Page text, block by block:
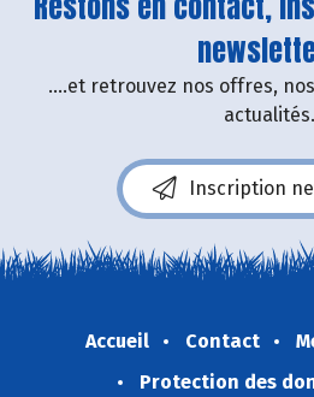
....et retrouvez nos offres,
actualités.
Inscription
Accueil Contact
Protection des